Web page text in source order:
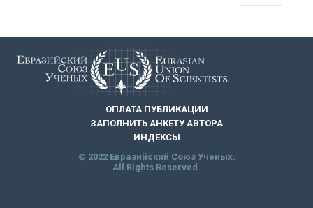
ОПЛАТА ПУБЛИКАЦИИ
ЗАПОЛНИТЬ АНКЕТУ АВТОРА
ИНДЕКСЫ
© 2022 Евразийский Союз Ученых.
All Rights Reserved.